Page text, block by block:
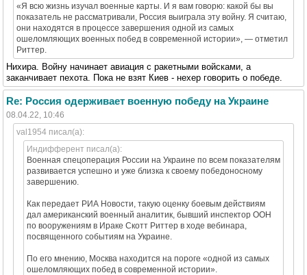
«Я всю жизнь изучал военные карты. И я вам говорю: какой бы вы
показатель не рассматривали, Россия выиграла эту войну. Я считаю,
они находятся в процессе завершения одной из самых
ошеломляющих военных побед в современной истории», — отметил
Риттер.
Нихира. Войну начинает авиация с ракетными войсками, а
заканчивает пехота. Пока не взят Киев - нехер говорить о победе.
Re: Россия одерживает военную победу на Украине
08.04.22, 10:46
val1954 писал(а):
Индифферент писал(а):
Военная спецоперация России на Украине по всем показателям
развивается успешно и уже близка к своему победоносному
завершению.
Как передает РИА Новости, такую оценку боевым действиям
дал американский военный аналитик, бывший инспектор ООН
по вооружениям в Ираке Скотт Риттер в ходе вебинара,
посвященного событиям на Украине.
По его мнению, Москва находится на пороге «одной из самых
ошеломляющих побед в современной истории».